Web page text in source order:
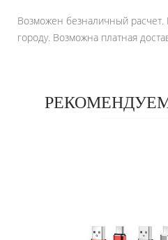
Возможен безналичный расчет.
городу. Возможна платная